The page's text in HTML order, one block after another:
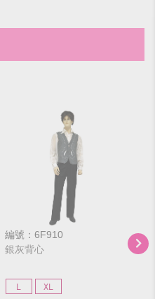
編號：6F910
銀灰背心
L XL
編
綠